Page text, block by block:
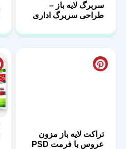
سربرگ لایه باز –
طراحی سربرگ اداری
تراکت لایه باز مزون
عروس با فرمت PSD